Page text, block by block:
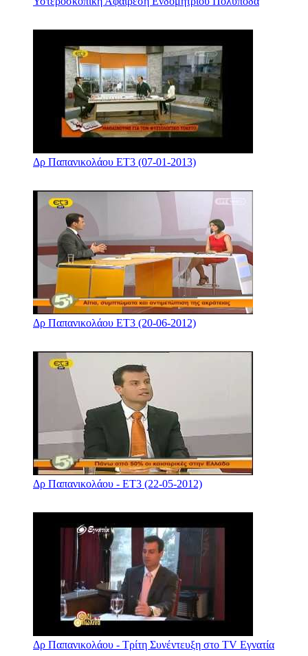
Δρ Παπανικολάου ΕΤ3 (07-01-2013)
Δρ Παπανικολάου ΕΤ3 (20-06-2012)
Δρ Παπανικολάου - ΕΤ3 (22-05-2012)
Δρ Παπανικολάου - Τρίτη Συνέντευξη στο TV Εγνατία